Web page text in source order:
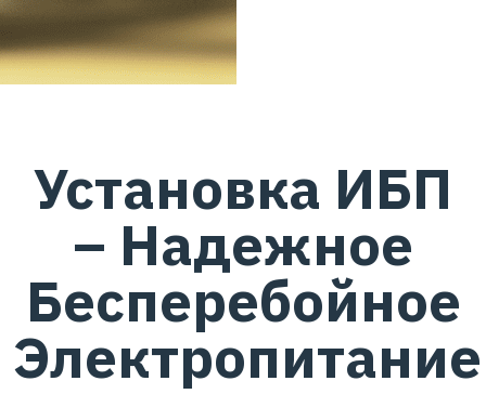
Установка ИБП
– Надежное
Бесперебойное
Электропитание